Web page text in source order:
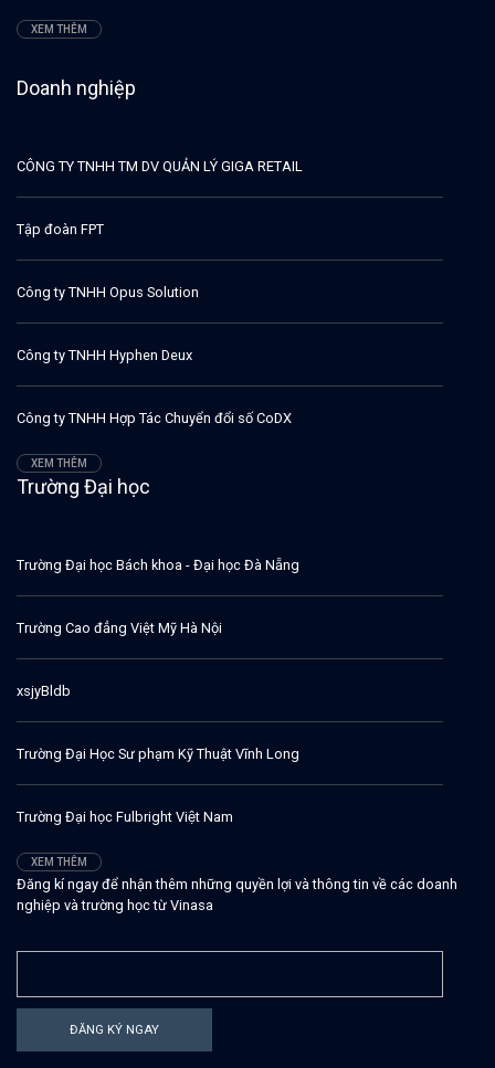
XEM THÊM
Doanh nghiệp
CÔNG TY TNHH TM DV QUẢN LÝ GIGA RETAIL
Tập đoàn FPT
Công ty TNHH Opus Solution
Công ty TNHH Hyphen Deux
Công ty TNHH Hợp Tác Chuyển đổi số CoDX
XEM THÊM
Trường Đại học
Trường Đại học Bách khoa - Đại học Đà Nẵng
Trường Cao đẳng Việt Mỹ Hà Nội
xsjyBldb
Trường Đại Học Sư phạm Kỹ Thuật Vĩnh Long
Trường Đại học Fulbright Việt Nam
XEM THÊM
Đăng kí ngay để nhận thêm những quyền lợi và thông tin về các doanh
nghiệp và trường học từ Vinasa
ĐĂNG KÝ NGAY